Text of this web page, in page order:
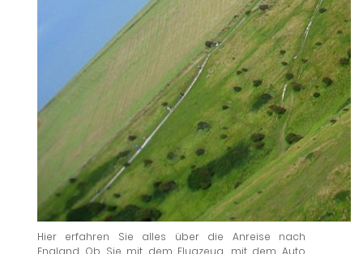
Hier erfahren Sie alles über die Anreise nach
England. Ob Sie mit dem Flugzeug, mit dem Auto